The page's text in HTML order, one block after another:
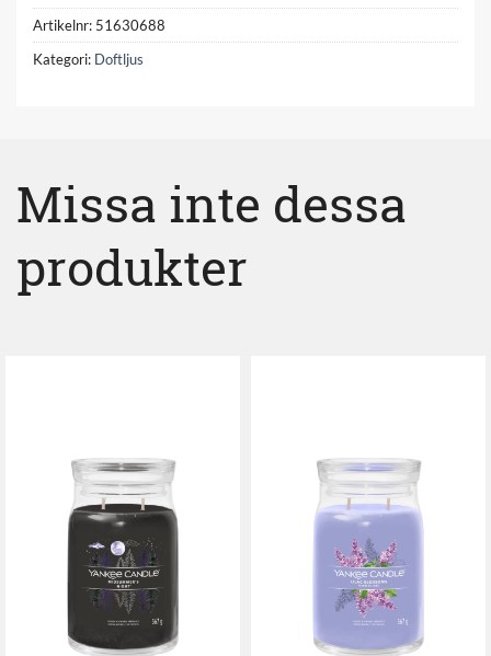
Artikelnr: 51630688
Kategori: Doftljus
Missa inte dessa
produkter